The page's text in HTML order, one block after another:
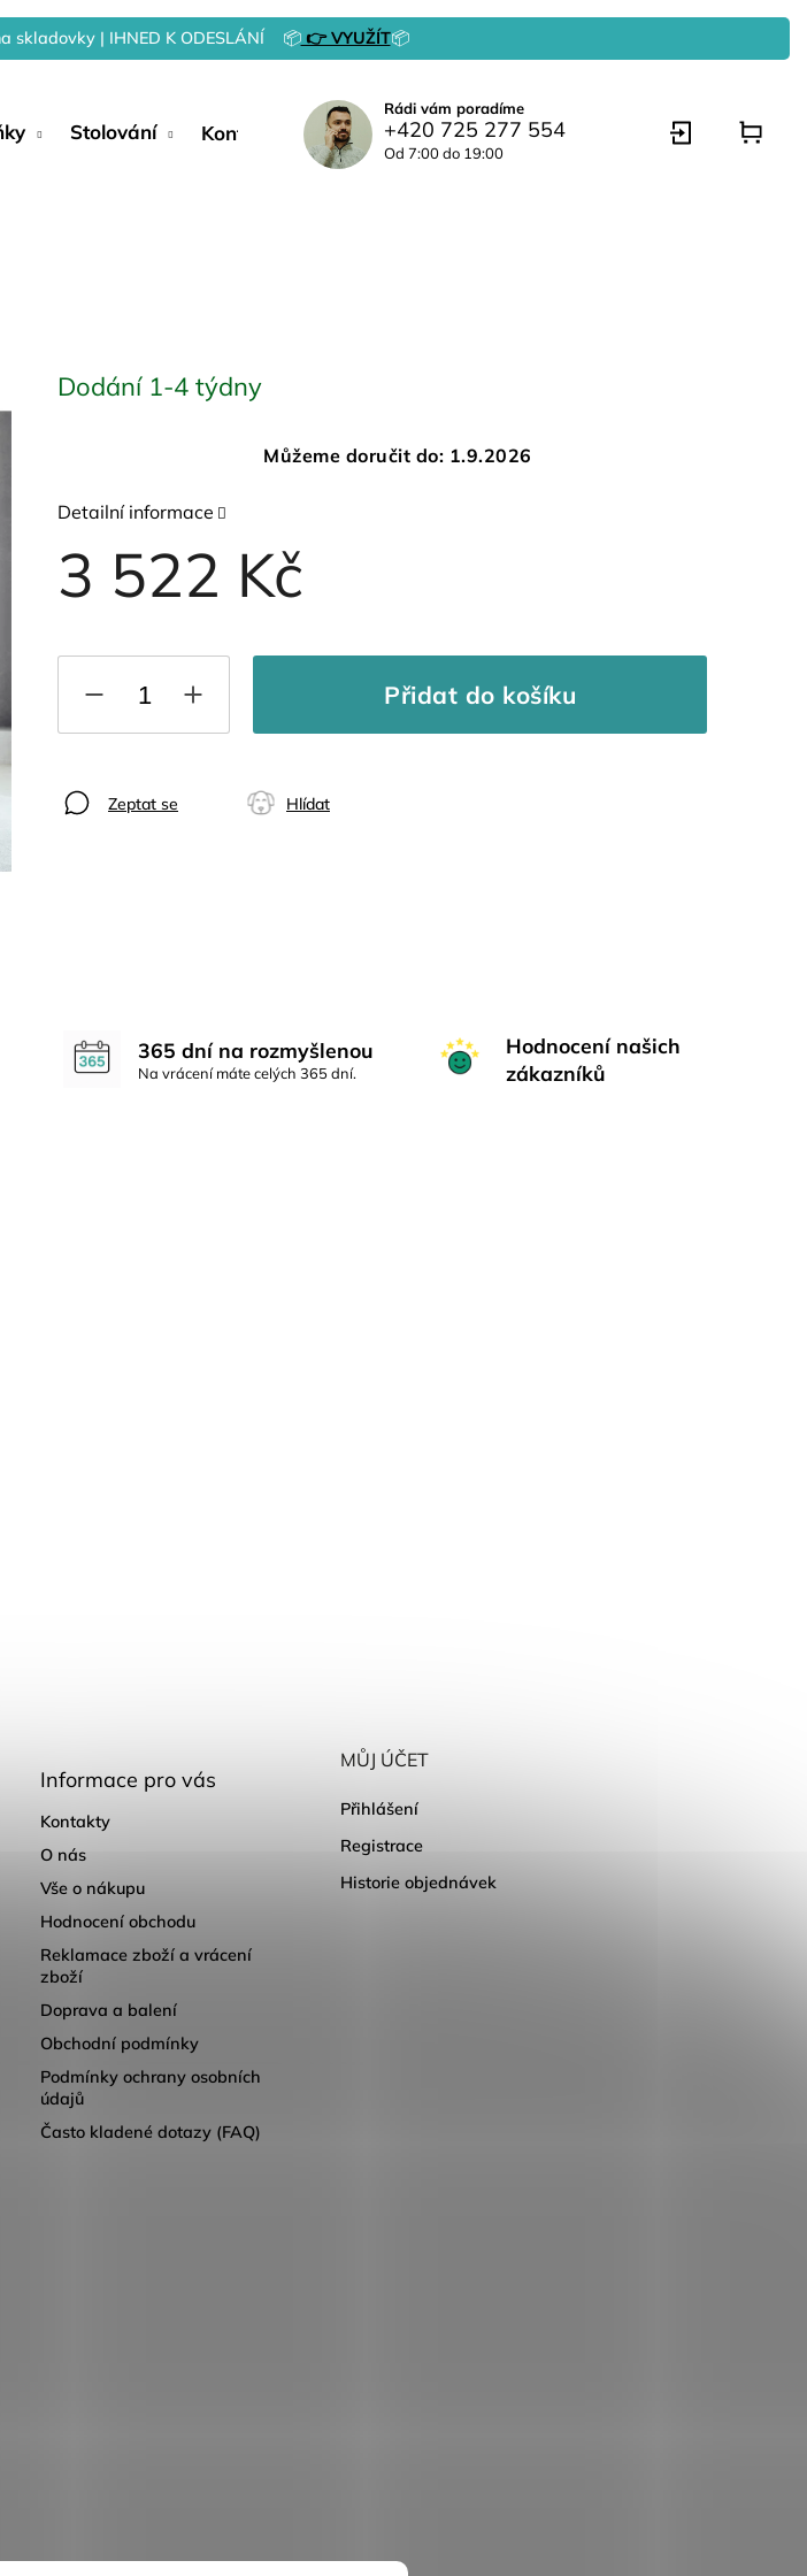
skladovky | IHNED K ODESLÁNÍ 📦👉 VYUŽÍT📦
Stolování Kontakty
Rádi vám poradíme
+420 725 277 554
Od 7:00 do 19:00
3 522 Kč
Dodání 1-4 týdny
Můžeme doručit do: 1.9.2026
Přidat do košíku
Detailní informace
Zeptat se Hlídat
365 dní na rozmyšlenou
Na vrácení máte celých 365 dní.
Hodnocení našich
zákazníků
Informace pro vás
Kontakty
O nás
Vše o nákupu
Hodnocení obchodu
Reklamace zboží a vrácení
zboží
Doprava a balení
Obchodní podmínky
Podmínky ochrany osobních
údajů
Často kladené dotazy (FAQ)
MŮJ ÚČET
Přihlášení
Registrace
Historie objednávek